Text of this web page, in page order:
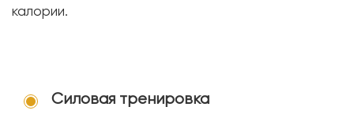
калории.
Силовая тренировка